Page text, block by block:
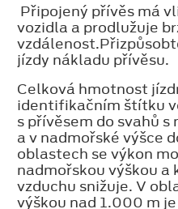
Připojený přívěs má
vozidla a prodlužuje
jízdy nákladu přívěsu.
Celková hmotnost
identifikačním štítku
s přívěsem do svahů
a v nadmořské výšce
oblastech se výkon
nadmořskou výškou
vzduchu snižuje. V
výškou nad 1.000 m